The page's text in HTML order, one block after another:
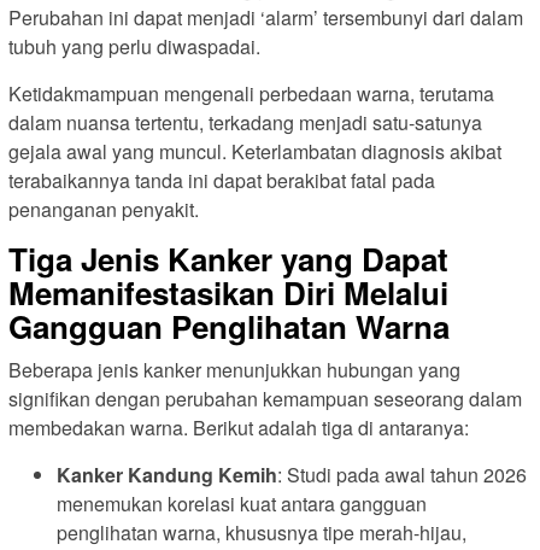
Perubahan ini dapat menjadi ‘alarm’ tersembunyi dari dalam
tubuh yang perlu diwaspadai.
Ketidakmampuan mengenali perbedaan warna, terutama
dalam nuansa tertentu, terkadang menjadi satu-satunya
gejala awal yang muncul. Keterlambatan diagnosis akibat
terabaikannya tanda ini dapat berakibat fatal pada
penanganan penyakit.
Tiga Jenis Kanker yang Dapat
Memanifestasikan Diri Melalui
Gangguan Penglihatan Warna
Beberapa jenis kanker menunjukkan hubungan yang
signifikan dengan perubahan kemampuan seseorang dalam
membedakan warna. Berikut adalah tiga di antaranya:
Kanker Kandung Kemih: Studi pada awal tahun 2026
menemukan korelasi kuat antara gangguan
penglihatan warna, khususnya tipe merah-hijau,